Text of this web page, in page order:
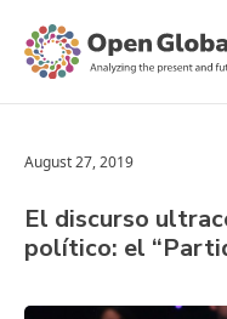
August 27, 2019
El discurso
político: el